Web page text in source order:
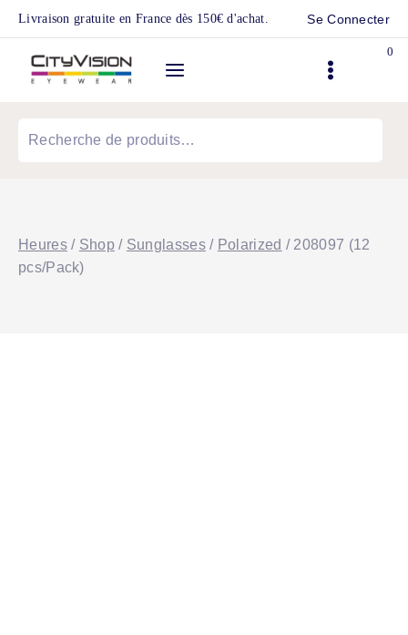
Skip
content
Livraison gratuite en France dès 150€ d'achat. Se Connecter
0
Heures / Shop / Sunglasses / Polarized / 208097 (12
pcs/Pack)